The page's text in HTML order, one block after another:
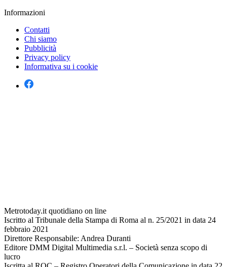
Informazioni
Contatti
Chi siamo
Pubblicità
Privacy policy
Informativa su i cookie
Metrotoday.it quotidiano on line
Iscritto al Tribunale della Stampa di Roma al n. 25/2021 in data 24
febbraio 2021
Direttore Responsabile: Andrea Duranti
Editore DMM Digital Multimedia s.r.l. – Società senza scopo di
lucro